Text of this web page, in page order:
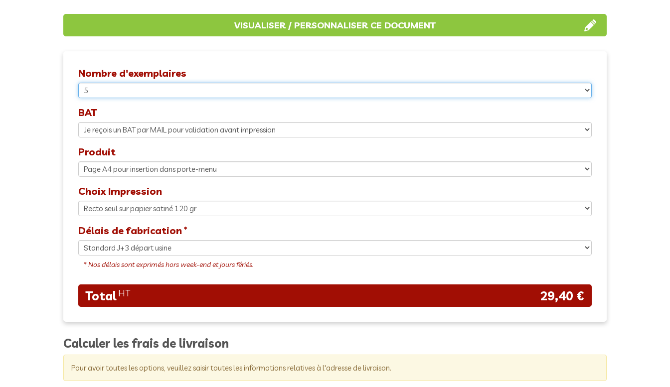
Nombre d'exemplaires
BAT
Produit
Choix Impression
Délais de fabrication
29,40 €
Calculer les frais de livraison
Pour avoir toutes les options, veuillez saisir toutes les informations relatives à l'adresse de livraison.